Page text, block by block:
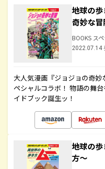
地球の
奇妙な
BOOKS ス
2022.07.14
大人気漫画『ジョジョの奇
ペシャルコラボ！ 物語の舞
イドブック誕生ッ！
地球の
方～